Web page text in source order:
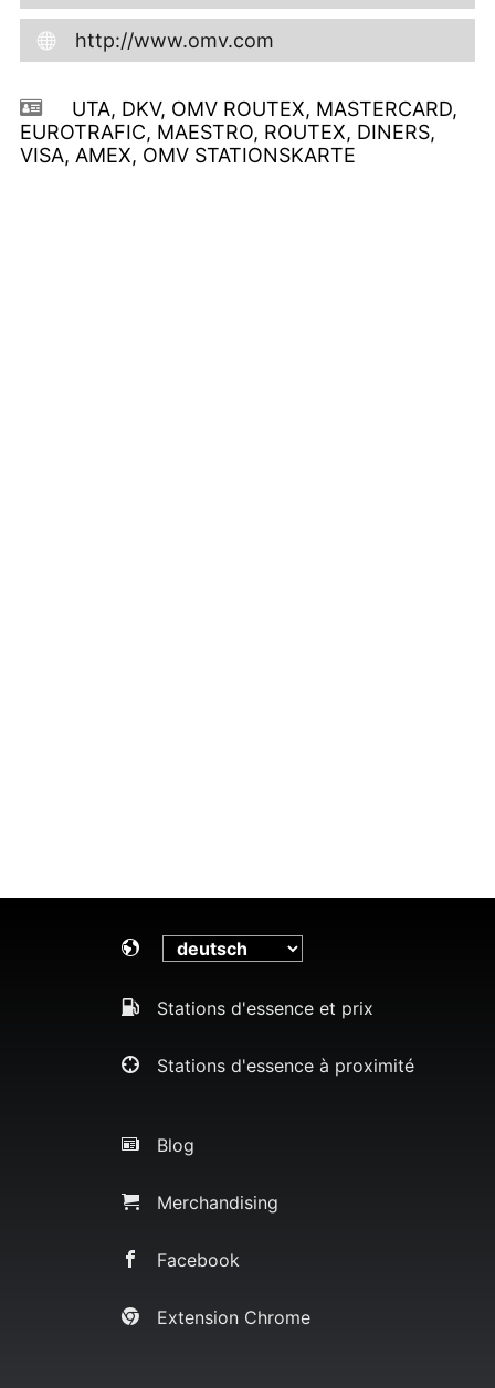
http://www.omv.com
UTA, DKV, OMV ROUTEX, MASTERCARD,
EUROTRAFIC, MAESTRO, ROUTEX, DINERS,
VISA, AMEX, OMV STATIONSKARTE
Stations d'essence et prix
Stations d'essence à proximité
Blog
Merchandising
Facebook
Extension Chrome